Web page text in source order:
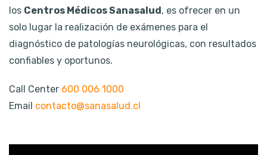
los Centros Médicos Sanasalud, es ofrecer en un
solo lugar la realización de exámenes para el
diagnóstico de patologías neurológicas, con resultados
confiables y oportunos.
Call Center 600 006 1000
Email contacto@sanasalud.cl